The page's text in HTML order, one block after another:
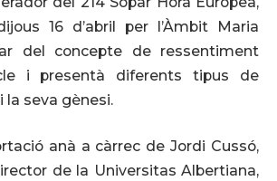
16 d’abril per l’Àmbit Maria
del concepte de ressentiment
i presentà diferents tipus de
seva gènesi.
anà a càrrec de Jordi Cussó,
de la Universitas Albertiana,